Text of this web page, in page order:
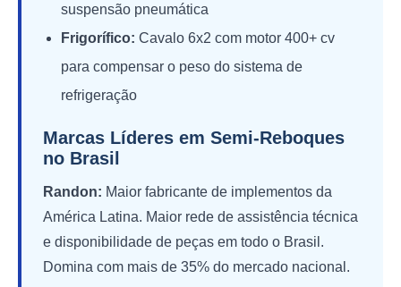
suspensão pneumática
Frigorífico: Cavalo 6x2 com motor 400+ cv
para compensar o peso do sistema de
refrigeração
Marcas Líderes em Semi-Reboques
no Brasil
Randon: Maior fabricante de implementos da
América Latina. Maior rede de assistência técnica
e disponibilidade de peças em todo o Brasil.
Domina com mais de 35% do mercado nacional.